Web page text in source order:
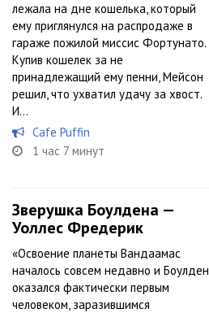
лежала на дне кошелька, который
ему приглянулся на распродаже в
гараже пожилой миссис Фортунато.
Купив кошелек за не
принадлежащий ему пенни, Мейсон
решил, что ухватил удачу за хвост.
И...
Cafe Puffin
1 час 7 минут
Зверушка Боулдена —
Уоллес Фредерик
«Освоение планеты Вандаамас
началось совсем недавно и Боулден
оказался фактически первым
человеком, заразившимся